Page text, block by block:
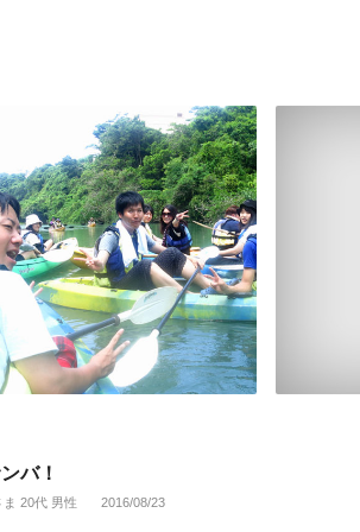
バ！
ま 20代 男性 2016/08/23